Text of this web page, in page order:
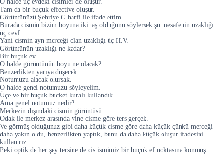
O halde üç evdeki cisimler de oluşur.
Tam da bir buçuk effective oluşur.
Görüntünüzü Şehriye G harfi ile ifade ettim.
Burada cismin bizim boyuna iki taş olduğunu söylersek şu mesafenin uzaklığı
üç cevf.
Yani cismin ayn merceği olan uzaklığı üç H.V.
Görüntünün uzaklığı ne kadar?
Bir buçuk ev.
O halde görüntünün boyu ne olacak?
Benzerlikten yarıya düşecek.
Notumuzu alacak olursak.
O halde genel notumuzu söyleyelim.
Üçe ve bir buçuk bucket kuralı kullandık.
Ama genel notumuz nedir?
Merkezin dışındaki cismin görüntüsü.
Odak ile merkez arasında yine cisme göre ters gerçek.
Ve görmüş olduğunuz gibi daha küçük cisme göre daha küçük çünkü merceği
daha yakın oldu, benzerlikten yaptık, bunu da daha küçük oluşur ifadesini
kullanırız.
Peki optik de her şey tersine de cis ismimiz bir buçuk ef noktasına konmuş